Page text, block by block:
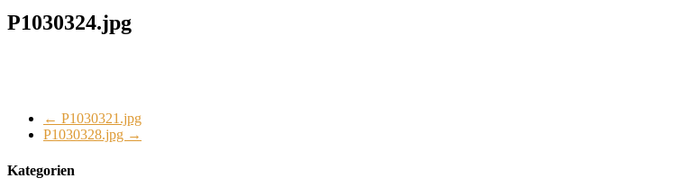
P1030324.jpg
← P1030321.jpg
P1030328.jpg →
Kategorien